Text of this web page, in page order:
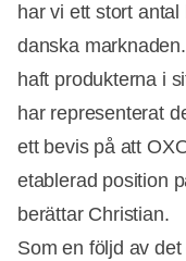
har vi ett stort
danska
haft produkterna i
har representerat
ett bevis på att
etablerad position
berättar Christian.
Som en följd av